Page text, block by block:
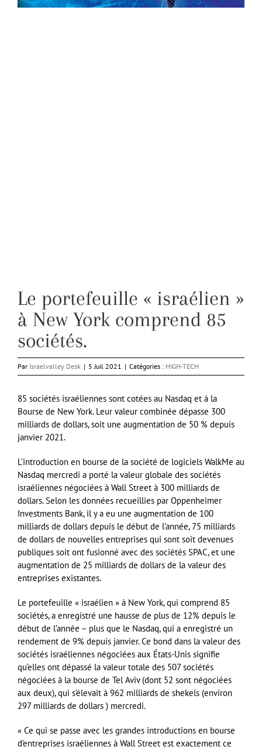
Le portefeuille « israélien »
à New York comprend 85
sociétés.
Par Israelvalley Desk | 5 Juil 2021 | Catégories : HIGH-TECH
85 sociétés israéliennes sont cotées au Nasdaq et à la
Bourse de New York. Leur valeur combinée dépasse 300
milliards de dollars, soit une augmentation de 50 % depuis
janvier 2021.
L’introduction en bourse de la société de logiciels WalkMe au
Nasdaq mercredi a porté la valeur globale des sociétés
israéliennes négociées à Wall Street à 300 milliards de
dollars. Selon les données recueillies par Oppenheimer
Investments Bank, il y a eu une augmentation de 100
milliards de dollars depuis le début de l’année, 75 milliards
de dollars de nouvelles entreprises qui sont soit devenues
publiques soit ont fusionné avec des sociétés SPAC, et une
augmentation de 25 milliards de dollars de la valeur des
entreprises existantes.
Le portefeuille « israélien » à New York, qui comprend 85
sociétés, a enregistré une hausse de plus de 12% depuis le
début de l’année – plus que le Nasdaq, qui a enregistré un
rendement de 9% depuis janvier. Ce bond dans la valeur des
sociétés israéliennes négociées aux États-Unis signifie
qu’elles ont dépassé la valeur totale des 507 sociétés
négociées à la bourse de Tel Aviv (dont 52 sont négociées
aux deux), qui s’élevait à 962 milliards de shekels (environ
297 milliards de dollars ) mercredi.
« Ce qui se passe avec les grandes introductions en bourse
d’entreprises israéliennes à Wall Street est exactement ce